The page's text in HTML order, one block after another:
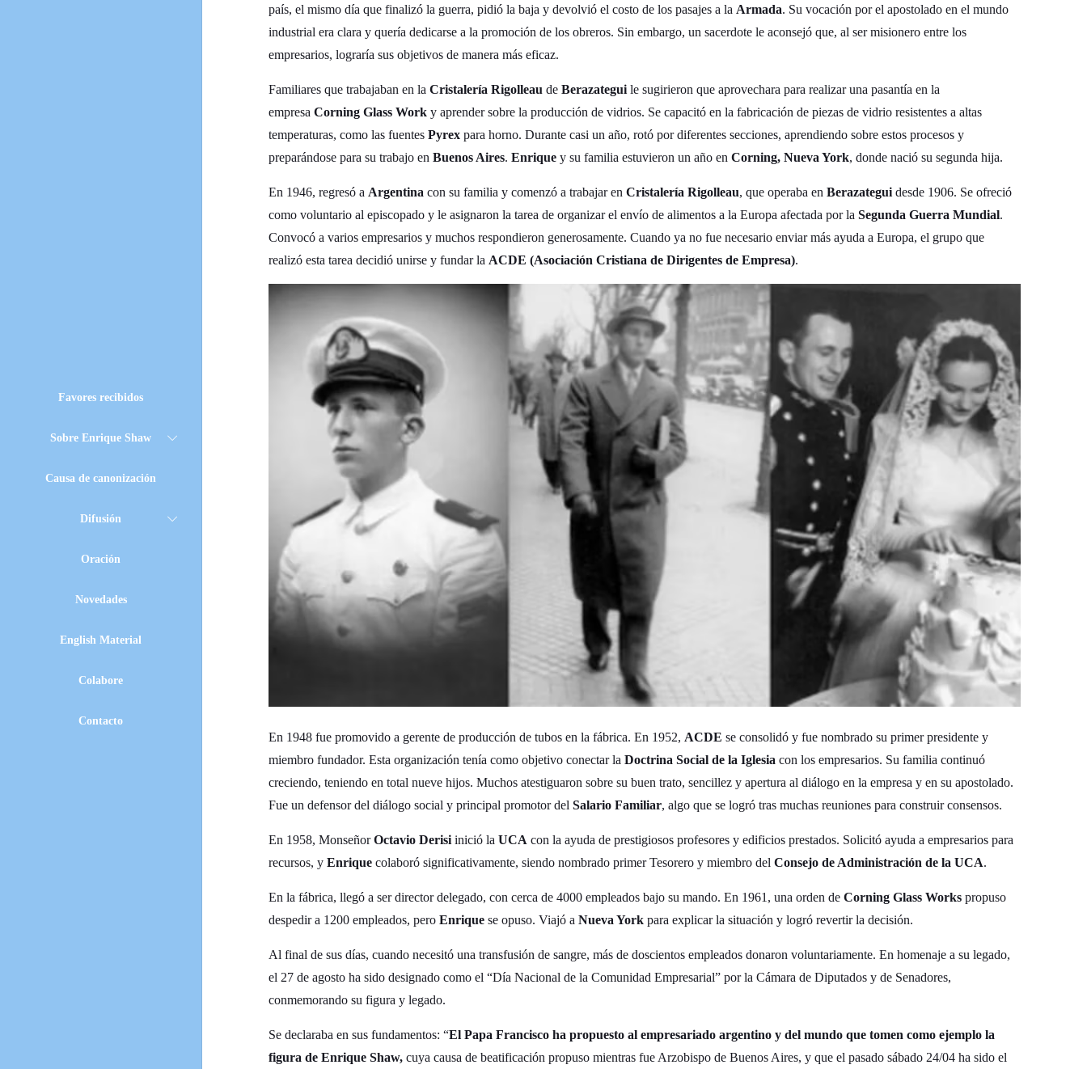
Favores recibidos
Sobre Enrique Shaw
Causa de canonización
Difusión
Oración
Novedades
English Material
Colabore
Contacto
país, el mismo día que finalizó la guerra, pidió la baja y devolvió el costo de los pasajes a la Armada. Su vocación por el apostolado en el mundo
industrial era clara y quería dedicarse a la promoción de los obreros. Sin embargo, un sacerdote le aconsejó que, al ser misionero entre los
empresarios, lograría sus objetivos de manera más eficaz.
Familiares que trabajaban en laCristalería Rigolleau deBerazategui le sugirieron que aprovechara para realizar una pasantía en la
empresaCorning Glass Work y aprender sobre la producción de vidrios. Se capacitó en la fabricación de piezas de vidrio resistentes a altas
temperaturas, como las fuentesPyrex para horno. Durante casi un año, rotó por diferentes secciones, aprendiendo sobre estos procesos y
preparándose para su trabajo enBuenos Aires.Enrique y su familia estuvieron un año enCorning, Nueva York, donde nació su segunda hija.
En 1946, regresó a Argentina con su familia y comenzó a trabajar enCristalería Rigolleau, que operaba enBerazategui desde 1906. Se ofreció
como voluntario al episcopado y le asignaron la tarea de organizar el envío de alimentos a la Europa afectada por laSegunda Guerra Mundial.
Convocó a varios empresarios y muchos respondieron generosamente. Cuando ya no fue necesario enviar más ayuda a Europa, el grupo que
realizó esta tarea decidió unirse y fundar la ACDE (Asociación Cristiana de Dirigentes de Empresa).
En 1948 fue promovido a gerente de producción de tubos en la fábrica. En 1952, ACDE se consolidó y fue nombrado su primer presidente y
miembro fundador. Esta organización tenía como objetivo conectar laDoctrina Social de la Iglesia con los empresarios. Su familia continuó
creciendo, teniendo en total nueve hijos. Muchos atestiguaron sobre su buen trato, sencillez y apertura al diálogo en la empresa y en su apostolado.
Fue un defensor del diálogo social y principal promotor delSalario Familiar, algo que se logró tras muchas reuniones para construir consensos.
En 1958, MonseñorOctavio Derisi inició laUCA con la ayuda de prestigiosos profesores y edificios prestados. Solicitó ayuda a empresarios para
recursos, yEnrique colaboró significativamente, siendo nombrado primer Tesorero y miembro delConsejo de Administración de la UCA.
En la fábrica, llegó a ser director delegado, con cerca de 4000 empleados bajo su mando. En 1961, una orden deCorning Glass Works propuso
despedir a 1200 empleados, peroEnrique se opuso. Viajó aNueva York para explicar la situación y logró revertir la decisión.
Al final de sus días, cuando necesitó una transfusión de sangre, más de doscientos empleados donaron voluntariamente. En homenaje a su legado,
el 27 de agosto ha sido designado como el “Día Nacional de la Comunidad Empresarial” por la Cámara de Diputados y de Senadores,
conmemorando su figura y legado.
Se declaraba en sus fundamentos: “El Papa Francisco ha propuesto al empresariado argentino y del mundo que tomen como ejemplo la
figura de Enrique Shaw,cuya causa de beatificación propuso mientras fue Arzobispo de Buenos Aires, y que el pasado sábado 24/04 ha sido el